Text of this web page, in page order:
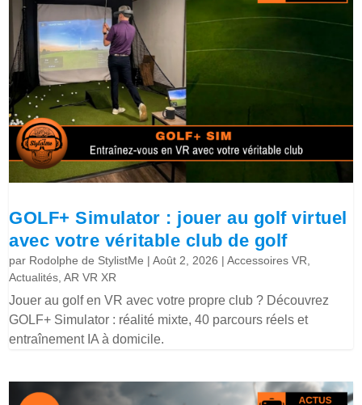
GOLF+ Simulator : jouer au golf virtuel
avec votre véritable club de golf
par Rodolphe de StylistMe |Août 2, 2026 |Accessoires VR
Actualités ,AR VR XR
Jouer au golf en VR avec votre propre club ? Découvrez
GOLF+ Simulator : réalité mixte, 40 parcours réels et
entraînement IA à domicile.